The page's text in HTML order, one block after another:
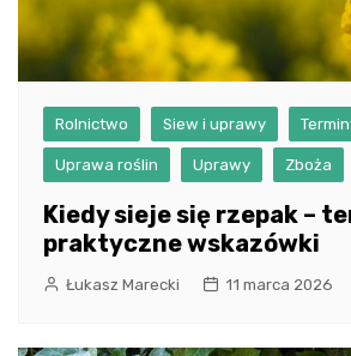
Rolnictwo Siew i uprawy
Uprawa roślin Uprawy Zboża
Kiedy sieje się rzepak –
praktyczne wskazówki
Łukasz Marecki 11 marca 2026